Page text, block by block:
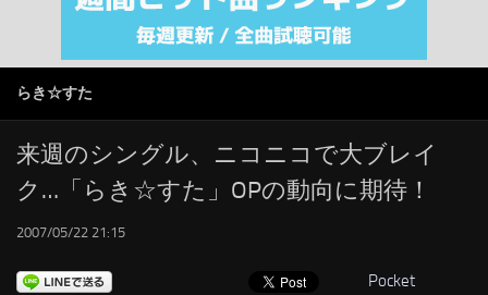
RSS
LINKS
らき☆すた
来週のシングル、ニコニコで大ブレイ
ク…「らき☆すた」OPの動向に期待！
2007/05/22 21:15
Pocket